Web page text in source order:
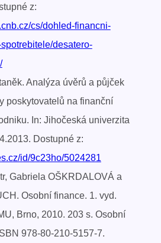
z:
cs/dohled-financni-
desatero-
Analýza úvěrů a půjček
poskytovatelů na finanční
In: Jihočeská univerzita
Dostupné z:
id/9c23ho/5024281
Gabriela OŠKRDALOVÁ a
Osobní finance. 1. vyd.
Brno, 2010. 203 s. Osobní
978-80-210-5157-7.